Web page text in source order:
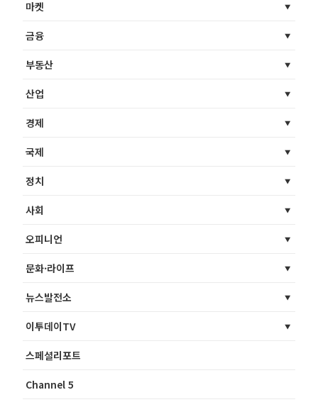
마켓
금융
부동산
산업
경제
국제
정치
사회
오피니언
문화·라이프
뉴스발전소
이투데이TV
스페셜리포트
Channel 5